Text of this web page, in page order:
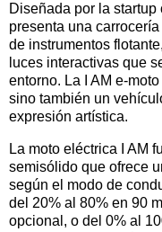
Diseñada por la
presenta una
de instrumentos
luces interactivas que
entorno. La I AM e-
sino también un
expresión artística.
La moto eléctrica I AM
semisólido que ofrece
según el modo de
del 20% al 80% en 90
opcional, o del 0% al